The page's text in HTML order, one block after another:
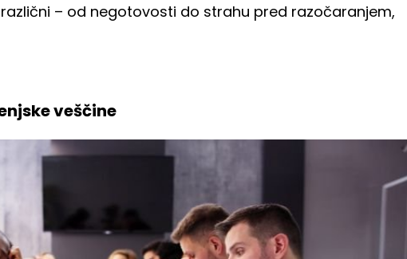
– od negotovosti do strahu pred razočaranjem,
veščine